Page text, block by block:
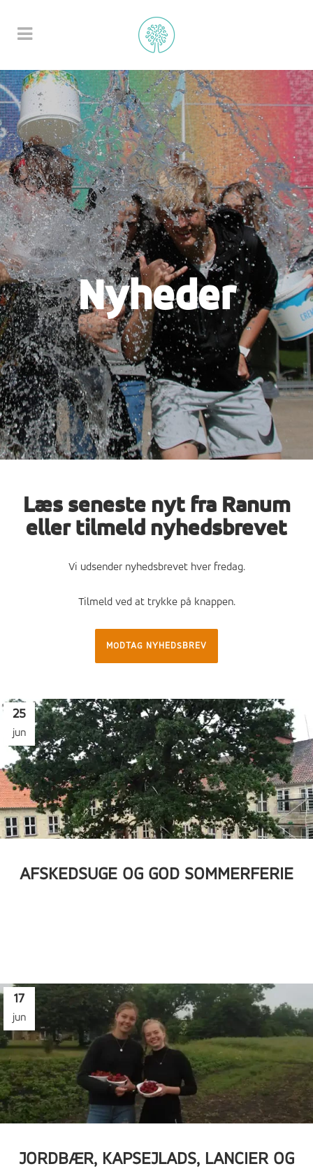
Nyheder
Læs seneste nyt fra Ranum
eller tilmeld nyhedsbrevet
Vi udsender nyhedsbrevet hver fredag.
Tilmeld ved at trykke på knappen.
MODTAG NYHEDSBREV
25
jun
AFSKEDSUGE OG GOD SOMMERFERIE
17
jun
JORDBÆR, KAPSEJLADS, LANCIER OG